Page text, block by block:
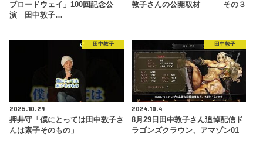
ブロードウェイ」100回記念公
演 田中敦子…
敦子さんの公開取材 その３
田中敦子
2025.10.29
押井守「僕にとっては田中敦子さ
んは素子そのもの」
田中敦子
2024.10.4
8月29日田中敦子さん追悼配信ド
ラゴンズクラウン、アマゾン01